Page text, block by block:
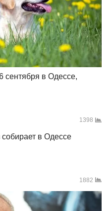
сентября в Одессе,
1398
в Одессе
1882